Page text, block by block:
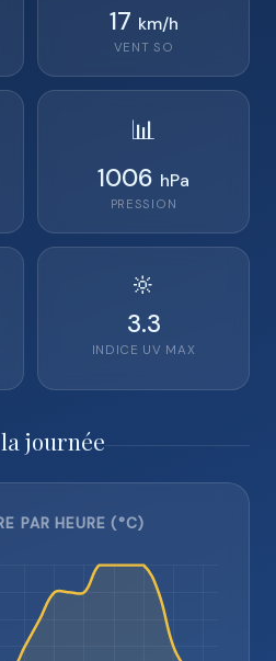
17 km/h
VENT SO
📊
1006 hPa
PRESSION
🔆
3.3
INDICE UV MAX
journée
PAR HEURE (°C)